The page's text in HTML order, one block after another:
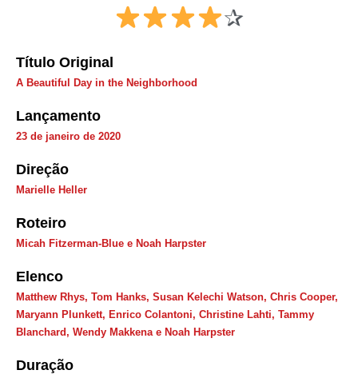
✰
Título Original
A Beautiful Day in the Neighborhood
Lançamento
23 de janeiro de 2020
Direção
Marielle Heller
Roteiro
Micah Fitzerman-Blue e Noah Harpster
Elenco
Matthew Rhys, Tom Hanks, Susan Kelechi Watson, Chris Cooper,
Maryann Plunkett, Enrico Colantoni, Christine Lahti, Tammy
Blanchard, Wendy Makkena e Noah Harpster
Duração